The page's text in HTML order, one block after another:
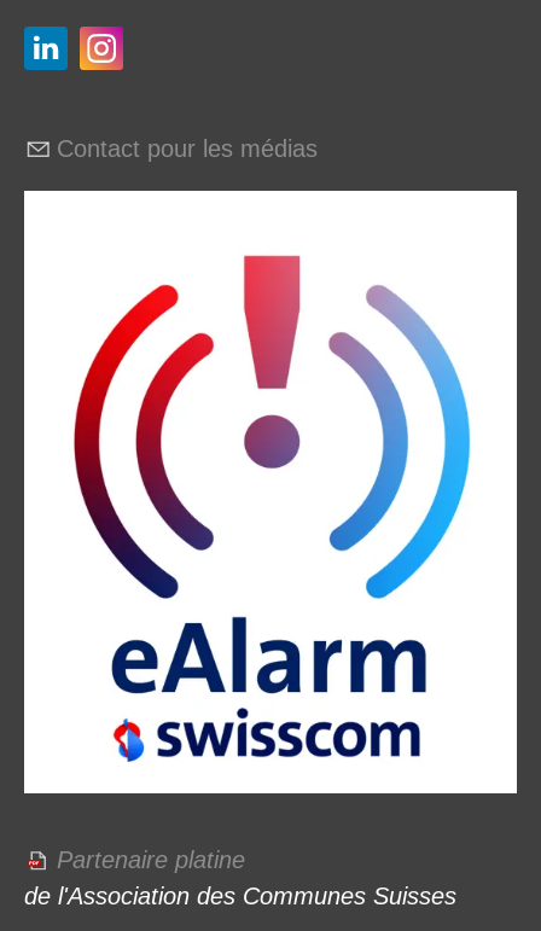
Contact pour les médias
Partenaire platine
de l'Association des Communes Suisses